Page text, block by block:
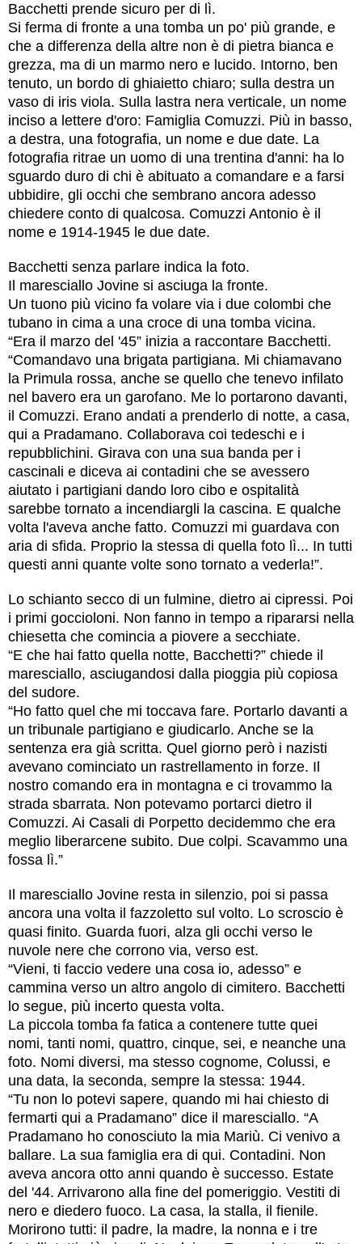
Bacchetti prende sicuro per di lì.
Si ferma di fronte a una tomba un po' più grande, e
che a differenza della altre non è di pietra bianca e
grezza, ma di un marmo nero e lucido. Intorno, ben
tenuto, un bordo di ghiaietto chiaro; sulla destra un
vaso di iris viola. Sulla lastra nera verticale, un nome
inciso a lettere d'oro: Famiglia Comuzzi. Più in basso,
a destra, una fotografia, un nome e due date. La
fotografia ritrae un uomo di una trentina d'anni: ha lo
sguardo duro di chi è abituato a comandare e a farsi
ubbidire, gli occhi che sembrano ancora adesso
chiedere conto di qualcosa. Comuzzi Antonio è il
nome e 1914-1945 le due date.
Bacchetti senza parlare indica la foto.
Il maresciallo Jovine si asciuga la fronte.
Un tuono più vicino fa volare via i due colombi che
tubano in cima a una croce di una tomba vicina.
“Era il marzo del '45” inizia a raccontare Bacchetti.
“Comandavo una brigata partigiana. Mi chiamavano
la Primula rossa, anche se quello che tenevo infilato
nel bavero era un garofano. Me lo portarono davanti,
il Comuzzi. Erano andati a prenderlo di notte, a casa,
qui a Pradamano. Collaborava coi tedeschi e i
repubblichini. Girava con una sua banda per i
cascinali e diceva ai contadini che se avessero
aiutato i partigiani dando loro cibo e ospitalità
sarebbe tornato a incendiargli la cascina. E qualche
volta l'aveva anche fatto. Comuzzi mi guardava con
aria di sfida. Proprio la stessa di quella foto lì... In tutti
questi anni quante volte sono tornato a vederla!”.
Lo schianto secco di un fulmine, dietro ai cipressi. Poi
i primi goccioloni. Non fanno in tempo a ripararsi nella
chiesetta che comincia a piovere a secchiate.
“E che hai fatto quella notte, Bacchetti?” chiede il
maresciallo, asciugandosi dalla pioggia più copiosa
del sudore.
“Ho fatto quel che mi toccava fare. Portarlo davanti a
un tribunale partigiano e giudicarlo. Anche se la
sentenza era già scritta. Quel giorno però i nazisti
avevano cominciato un rastrellamento in forze. Il
nostro comando era in montagna e ci trovammo la
strada sbarrata. Non potevamo portarci dietro il
Comuzzi. Ai Casali di Porpetto decidemmo che era
meglio liberarcene subito. Due colpi. Scavammo una
fossa lì.”
Il maresciallo Jovine resta in silenzio, poi si passa
ancora una volta il fazzoletto sul volto. Lo scroscio è
quasi finito. Guarda fuori, alza gli occhi verso le
nuvole nere che corrono via, verso est.
“Vieni, ti faccio vedere una cosa io, adesso” e
cammina verso un altro angolo di cimitero. Bacchetti
lo segue, più incerto questa volta.
La piccola tomba fa fatica a contenere tutte quei
nomi, tanti nomi, quattro, cinque, sei, e neanche una
foto. Nomi diversi, ma stesso cognome, Colussi, e
una data, la seconda, sempre la stessa: 1944.
“Tu non lo potevi sapere, quando mi hai chiesto di
fermarti qui a Pradamano” dice il maresciallo. “A
Pradamano ho conosciuto la mia Mariù. Ci venivo a
ballare. La sua famiglia era di qui. Contadini. Non
aveva ancora otto anni quando è successo. Estate
del '44. Arrivarono alla fine del pomeriggio. Vestiti di
nero e diedero fuoco. La casa, la stalla, il fienile.
Morirono tutti: il padre, la madre, la nonna e i tre